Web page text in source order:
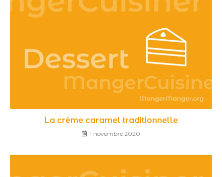
La crème caramel traditionnelle
1 novembre 2020